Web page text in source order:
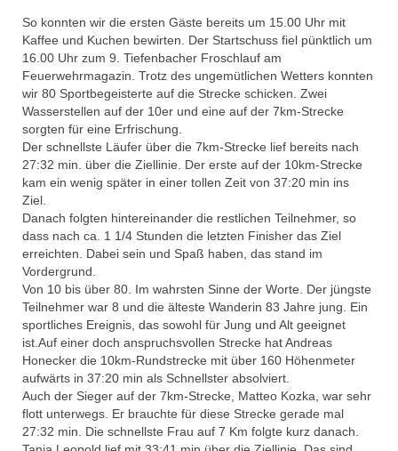
So konnten wir die ersten Gäste bereits um 15.00 Uhr mit
Kaffee und Kuchen bewirten. Der Startschuss fiel pünktlich um
16.00 Uhr zum 9. Tiefenbacher Froschlauf am
Feuerwehrmagazin. Trotz des ungemütlichen Wetters konnten
wir 80 Sportbegeisterte auf die Strecke schicken. Zwei
Wasserstellen auf der 10er und eine auf der 7km-Strecke
sorgten für eine Erfrischung.
Der schnellste Läufer über die 7km-Strecke lief bereits nach
27:32 min. über die Ziellinie. Der erste auf der 10km-Strecke
kam ein wenig später in einer tollen Zeit von 37:20 min ins
Ziel.
Danach folgten hintereinander die restlichen Teilnehmer, so
dass nach ca. 1 1/4 Stunden die letzten Finisher das Ziel
erreichten. Dabei sein und Spaß haben, das stand im
Vordergrund.
Von 10 bis über 80. Im wahrsten Sinne der Worte. Der jüngste
Teilnehmer war 8 und die älteste Wanderin 83 Jahre jung. Ein
sportliches Ereignis, das sowohl für Jung und Alt geeignet
ist.Auf einer doch anspruchsvollen Strecke hat Andreas
Honecker die 10km-Rundstrecke mit über 160 Höhenmeter
aufwärts in 37:20 min als Schnellster absolviert.
Auch der Sieger auf der 7km-Strecke, Matteo Kozka, war sehr
flott unterwegs. Er brauchte für diese Strecke gerade mal
27:32 min. Die schnellste Frau auf 7 Km folgte kurz danach.